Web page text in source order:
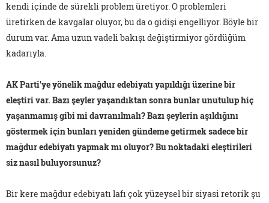
kendi içinde de sürekli problem üretiyor. O problemleri
üretirken de kavgalar oluyor, bu da o gidişi engelliyor. Böyle bir
durum var. Ama uzun vadeli bakışı değiştirmiyor gördüğüm
kadarıyla.
AK Parti'ye yönelik mağdur edebiyatı yapıldığı üzerine bir
eleştiri var. Bazı şeyler yaşandıktan sonra bunlar unutulup hiç
yaşanmamış gibi mi davranılmalı? Bazı şeylerin aşıldığını
göstermek için bunları yeniden gündeme getirmek sadece bir
mağdur edebiyatı yapmak mı oluyor? Bu noktadaki eleştirileri
siz nasıl buluyorsunuz?
Bir kere mağdur edebiyatı lafı çok yüzeysel bir siyasi retorik şu